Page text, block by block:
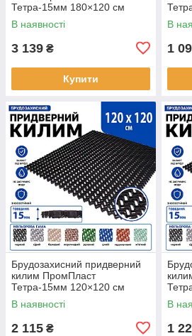
Тетра-15мм 180×120 см
Чорний
В наявності
3 139 ₴
Купити
В
1
Брудозахисний придверний
килим ПромПласт
Тетра-15мм 120×120 см
Чорний
В наявності
2 115 ₴
В
1